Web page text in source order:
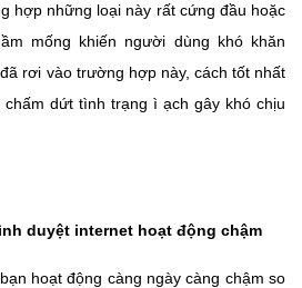
hợp những loại này rất cứng đầu hoặc
mống khiến người dùng khó khăn
rơi vào trường hợp này, cách tốt nhất
chấm dứt tình trạng ì ạch gây khó chịu
duyệt internet hoạt động chậm
hoạt động càng ngày càng chậm so